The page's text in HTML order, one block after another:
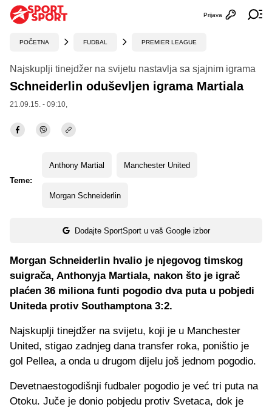
Otvori
Prijava
POČETNA FUDBAL PREMIER LEAGUE
Najskuplji tinejdžer na svijetu nastavlja sa sjajnim igrama
Schneiderlin oduševljen igrama Martiala
21.09.15. - 09:10,
Teme:
Anthony Martial Manchester United
Morgan Schneiderlin
Dodajte SportSport u vaš Google izbor
Morgan Schneiderlin hvalio je njegovog timskog
suigrača, Anthonyja Martiala, nakon što je igrač
plaćen 36 miliona funti pogodio dva puta u pobjedi
Uniteda protiv Southamptona 3:2.
Najskuplji tinejdžer na svijetu, koji je u Manchester
United, stigao zadnjeg dana transfer roka, poništio je
gol Pellea, a onda u drugom dijelu još jednom pogodio.
Devetnaestogodišnji fudbaler pogodio je već tri puta na
Otoku. Juče je donio pobjedu protiv Svetaca, dok je